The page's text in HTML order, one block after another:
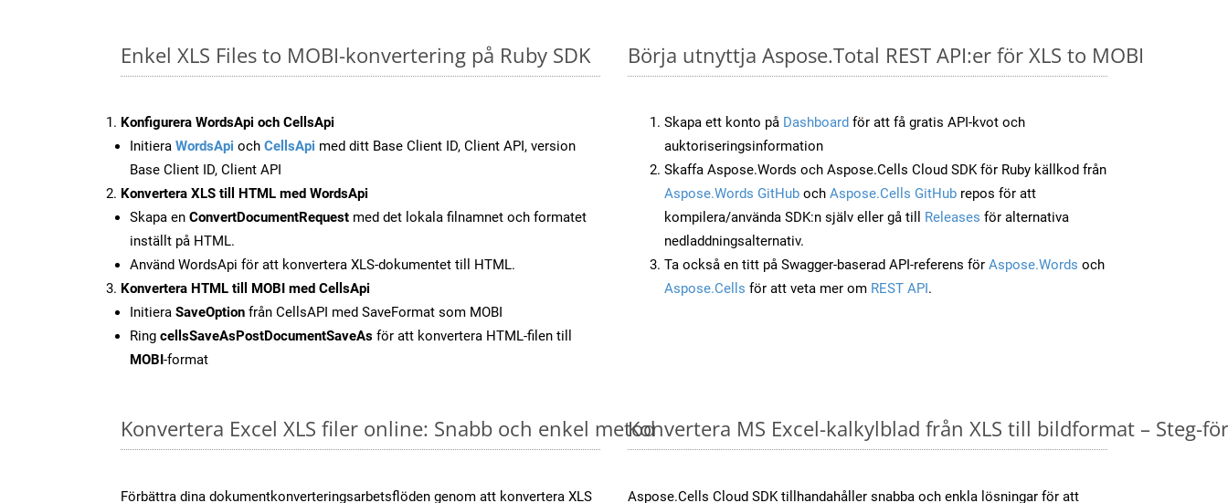
Enkel XLS Files to MOBI-konvertering på Ruby SDK
Konfigurera WordsApi och CellsApi
Initiera WordsApi och CellsApi med ditt Base Client ID, Client API, version
Base Client ID, Client API
Konvertera XLS till HTML med WordsApi
Skapa en ConvertDocumentRequest med det lokala filnamnet och formatet
inställt på HTML.
Använd WordsApi för att konvertera XLS-dokumentet till HTML.
Konvertera HTML till MOBI med CellsApi
Initiera SaveOption från CellsAPI med SaveFormat som MOBI
Ring cellsSaveAsPostDocumentSaveAs för att konvertera HTML-filen till
MOBI-format
Börja utnyttja Aspose.Total REST API:er för XLS to MOBI
Skapa ett konto på Dashboard för att få gratis API-kvot och
auktoriseringsinformation
Skaffa Aspose.Words och Aspose.Cells Cloud SDK för Ruby källkod från
Aspose.Words GitHub och Aspose.Cells GitHub repos för att
kompilera/använda SDK:n själv eller gå till Releases för alternativa
nedladdningsalternativ.
Ta också en titt på Swagger-baserad API-referens för Aspose.Words och
Aspose.Cells för att veta mer om REST API.
Konvertera Excel XLS filer online: Snabb och enkel metod
Förbättra dina dokumentkonverteringsarbetsflöden genom att konvertera XLS
Konvertera MS Excel-kalkylblad från XLS till bildformat – Steg-
Aspose.Cells Cloud SDK tillhandahåller snabba och enkla lösningar för att